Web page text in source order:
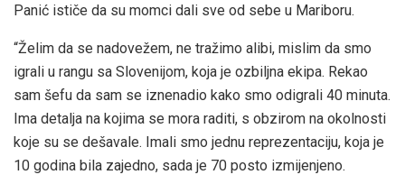
Panić ističe da su momci dali sve od sebe u Mariboru.
“Želim da se nadovežem, ne tražimo alibi, mislim da smo
igrali u rangu sa Slovenijom, koja je ozbiljna ekipa. Rekao
sam šefu da sam se iznenadio kako smo odigrali 40 minuta.
Ima detalja na kojima se mora raditi, s obzirom na okolnosti
koje su se dešavale. Imali smo jednu reprezentaciju, koja je
10 godina bila zajedno, sada je 70 posto izmijenjeno.